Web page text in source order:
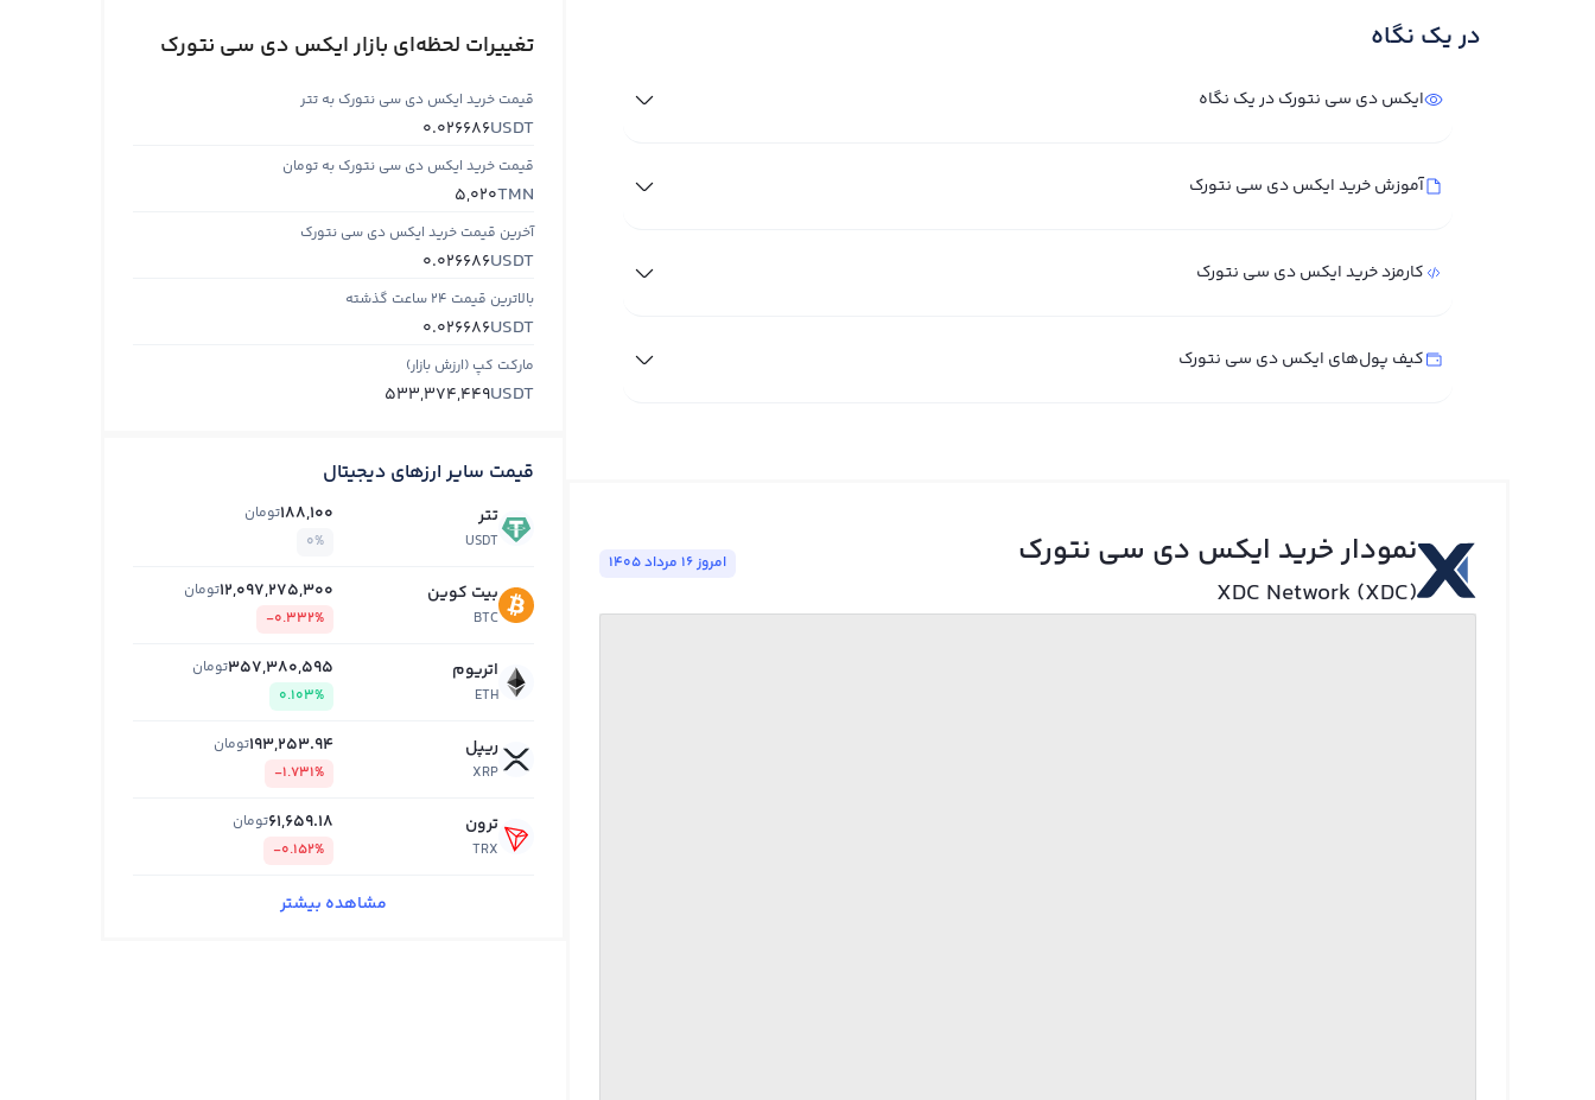
در یک نگاه
ایکس دی سی نتورک در یک نگاه
آموزش خرید ایکس دی سی نتورک
کارمزد خرید ایکس دی سی نتورک
کیف پول‌های ایکس دی سی نتورک
نمودار خرید ایکس دی سی نتورک
XDC Network (XDC)
امروز ١٦ مرداد ١٤٠٥
تغییرات لحظه‌ای بازار ایکس دی سی نتورک
قیمت خرید ایکس دی سی نتورک به تتر
USDT
0.026686
قیمت خرید ایکس دی سی نتورک به تومان
TMN
5,020
آخرین قیمت خرید ایکس دی سی نتورک
USDT
0.026686
بالاترین قیمت ۲۴ ساعت گذشته
USDT
0.026686
مارکت کپ (ارزش بازار)
USDT
533,374,449
قیمت سایر ارزهای دیجیتال
تتر
USDT
188,100تومان
0%
بیت کوین
BTC
12,097,275,300تومان
-0.332%
اتریوم
ETH
357,380,595تومان
0.103%
ریپل
XRP
193,253.94تومان
-1.731%
ترون
TRX
61,659.18تومان
-0.152%
مشاهده بیشتر